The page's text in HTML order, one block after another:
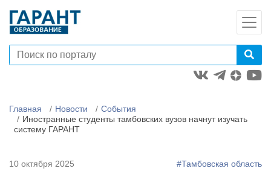
Главная Новости
События
Иностранные студенты тамбовских вузов начнут изучать
систему ГАРАНТ
10 октября 2025 #Тамбовская область